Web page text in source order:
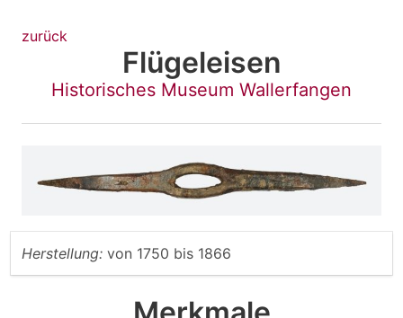
zurück
Flügeleisen
Historisches Museum Wallerfangen
Herstellung: von 1750 bis 1866